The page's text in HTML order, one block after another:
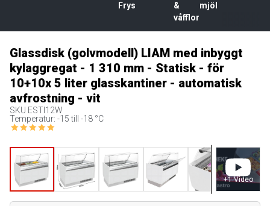
Frys
&
våfflor
mjöl
Glassdisk (golvmodell) LIAM med inbyggt
kylaggregat - 1 310 mm - Statisk - för
10+10x 5 liter glasskantiner - automatisk
avfrostning - vit
SKU ESTI12W
Temperatur: -15 till -18 °C
+1 Video